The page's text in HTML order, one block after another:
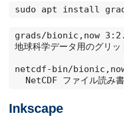
sudo apt install
grads/bionic,now
地球科学データ用のグリ
netcdf-bin/bionic,now
NetCDF ファイル読み
Inkscape